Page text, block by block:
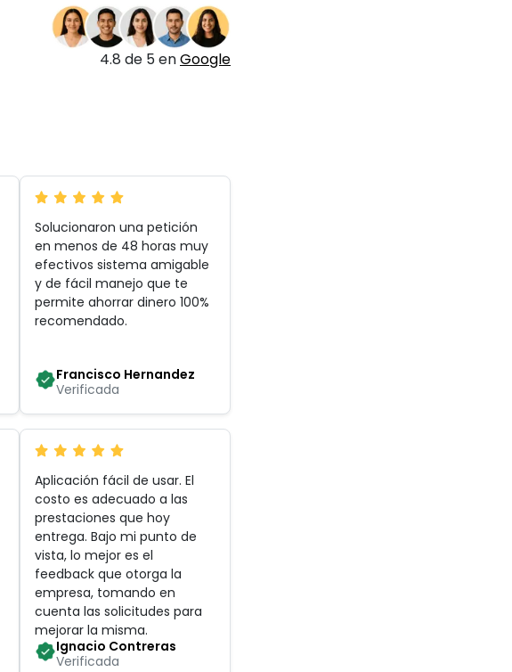
4.8 de 5 enGoogle
Solucionaron una petición
en menos de 48 horas muy
efectivos sistema amigable
y de fácil manejo que te
permite ahorrar dinero 100%
recomendado.
Francisco Hernandez
Verificada
Aplicación fácil de usar. El
costo es adecuado a las
prestaciones que hoy
entrega. Bajo mi punto de
vista, lo mejor es el
feedback que otorga la
empresa, tomando en
cuenta las solicitudes para
mejorar la misma.
Ignacio Contreras
Verificada